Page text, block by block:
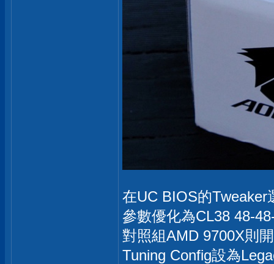
在UC BIOS的Tweaker
參數優化為CL38 48-
對照組AMD 9700X則
Tuning Config設為